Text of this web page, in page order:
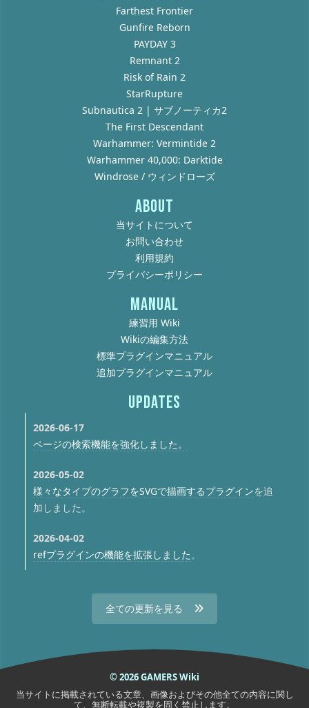
Farthest Frontier
Gunfire Reborn
PAYDAY 3
Remnant 2
Risk of Rain 2
StarRupture
Subnautica 2 | サブノーティカ2
The First Descendant
Warhammer: Vermintide 2
Warhammer 40,000: Darktide
Windrose / ウィンドローズ
ABOUT
当サイトについて
お問い合わせ
利用規約
プライバシーポリシー
MANUAL
練習用 Wiki
Wikiの編集方法
標準プラグインマニュアル
追加プラグインマニュアル
UPDATES
2026-06-17
ページの検索機能を強化しました。
2026-05-02
様々なタイプのグラフをSVGで描画するプラグインを追
加しました。
2026-04-02
refプラグインの機能を拡張しました。
全ての更新を見る
© 2026 GAMERS Wiki
当サイトに掲載されている文章、画像およびその他全ての内容に関し
て、無断転載や複製を固く禁止します。